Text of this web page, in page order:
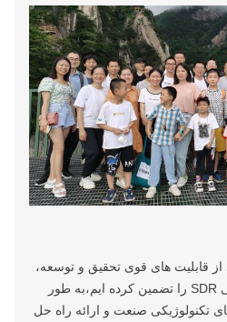
از قابلیت های قوی تحقیق و توسعه،
ما چندین اختراع فناوری اصلی SDR را تضمین کرده ایم،به طور
تکنولوژیکی صنعت و ارائه راه حل